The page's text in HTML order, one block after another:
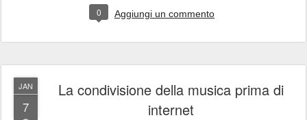
0 Aggiungi un commento
JAN
7
La condivisione della musica prima di
internet